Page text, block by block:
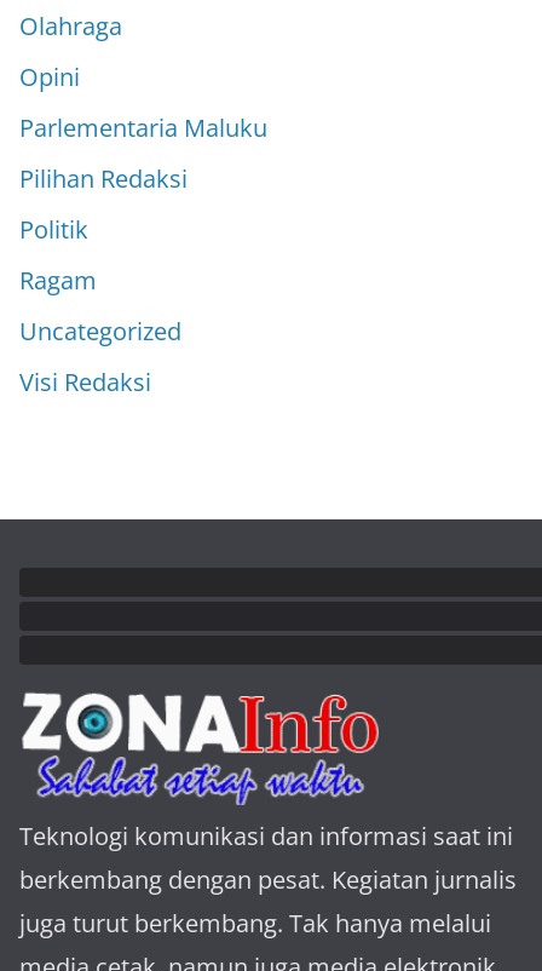
Olahraga
Opini
Parlementaria Maluku
Pilihan Redaksi
Politik
Ragam
Uncategorized
Visi Redaksi
Teknologi komunikasi dan informasi saat ini
berkembang dengan pesat. Kegiatan jurnalis
juga turut berkembang. Tak hanya melalui